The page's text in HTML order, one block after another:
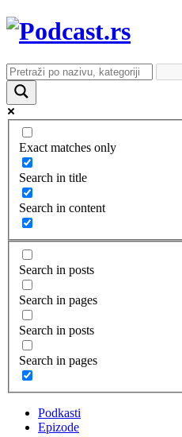
Exact matches only
Search in title
Search in content
Search in posts
Search in pages
Search in posts
Search in pages
Podkasti
Epizode